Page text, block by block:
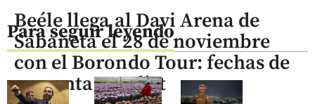
Para seguir leyendo
Beéle llega al Davi Arena de
Sabaneta el 28 de noviembre
con el Borondo Tour: fechas de
preventa y setlist